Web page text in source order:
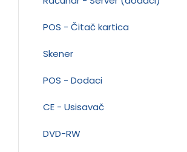
POS - Čitač kartica
Skener
POS - Dodaci
CE - Usisavač
DVD-RW